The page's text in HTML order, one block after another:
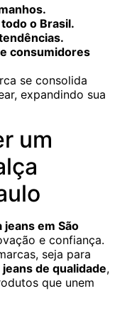
o Brasil.
consumidores
se consolida
expandindo sua
um
em São
e confiança.
seja para
de qualidade,
que unem